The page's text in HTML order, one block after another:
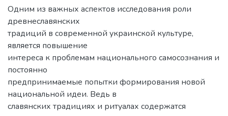
Одним из важных аспектов исследования роли
древнеславянских
традиций в современной украинской культуре,
является повышение
интереса к проблемам национального самосознания и
постоянно
предпринимаемые попытки формирования новой
национальной идеи. Ведь в
славянских традициях и ритуалах содержатся